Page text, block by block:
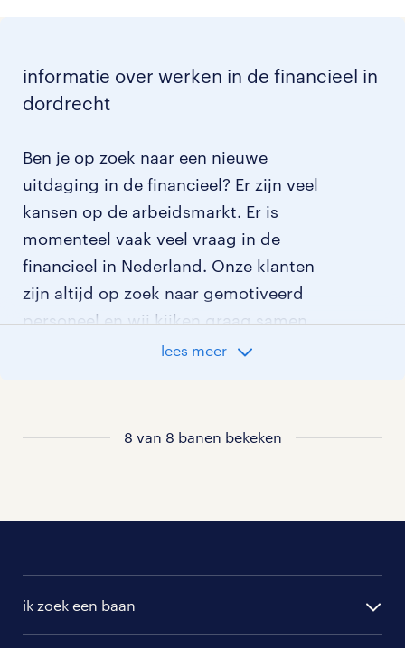
informatie over werken in de financieel in
dordrecht
Ben je op zoek naar een nieuwe
uitdaging in de financieel? Er zijn veel
kansen op de arbeidsmarkt. Er is
momenteel vaak veel vraag in de
financieel in Nederland. Onze klanten
zijn altijd op zoek naar gemotiveerd
personeel en wij kijken graag samen
met je naar de organisatie die het beste
lees meer
8 van 8 banen bekeken
ik zoek een baan